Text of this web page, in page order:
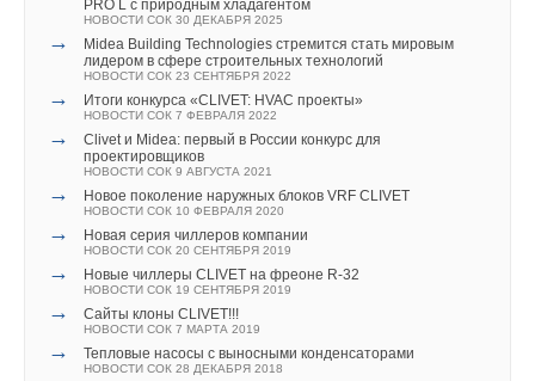
PRO L с природным хладагентом
НОВОСТИ СОК 30 ДЕКАБРЯ 2025
→
Midea Building Technologies стремится стать мировым
лидером в сфере строительных технологий
НОВОСТИ СОК 23 СЕНТЯБРЯ 2022
→ Итоги конкурса «CLIVET: HVAC проекты»
НОВОСТИ СОК 7 ФЕВРАЛЯ 2022
→
Clivet и Midea: первый в России конкурс для
проектировщиков
НОВОСТИ СОК 9 АВГУСТА 2021
→ Новое поколение наружных блоков VRF CLIVET
НОВОСТИ СОК 10 ФЕВРАЛЯ 2020
→ Новая серия чиллеров компании
НОВОСТИ СОК 20 СЕНТЯБРЯ 2019
→ Новые чиллеры CLIVET на фреоне R-32
НОВОСТИ СОК 19 СЕНТЯБРЯ 2019
→ Сайты клоны CLIVET!!!
НОВОСТИ СОК 7 МАРТА 2019
→ Тепловые насосы с выносными конденсаторами
НОВОСТИ СОК 28 ДЕКАБРЯ 2018
Уведомления отключены
Комментарии
В этой теме еще нет комментариев
Добавить комментарий
Ваше имя *
друга»
KD Navien отмечает свой 40-летний юбилей
Тепло значит добро. Protherm и Фонд Константина
Хабенского помогают детям
Радиаторы для дома и квартиры: выбор и установка
Тепло и уют в условиях суровых холодов северного
полушария
Обеспечение электрической автономности отопительных
установок транспортной техники
Влияние профилей поверхности теплообмена на
изменение времени нагрева и объём потребляемого газа
Автоматизация инженерных систем. Опрос экспертов
Пусконаладка систем вентиляции и кондиционирования
Итоги Берлинской недели возобновляемой энергетики
Энергетические кооперативы в России
Применение энергосберегающих мероприятий в жилых
Ваш E-mail *
Текст комментария